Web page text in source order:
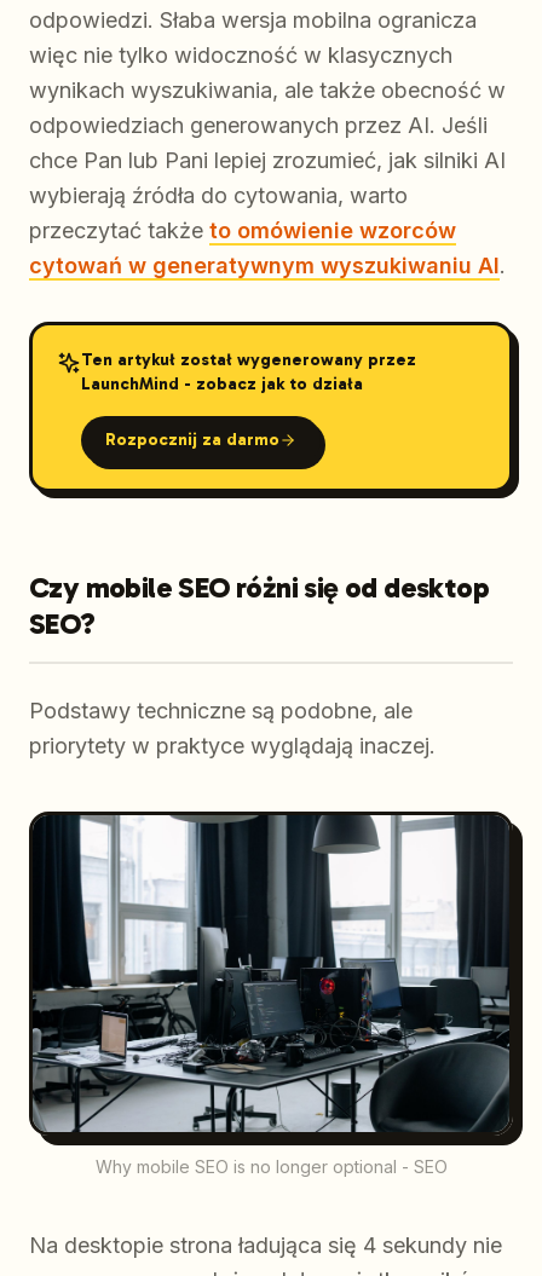
odpowiedzi. Słaba wersja mobilna ogranicza
więc nie tylko widoczność w klasycznych
wynikach wyszukiwania, ale także obecność w
odpowiedziach generowanych przez AI. Jeśli
chce Pan lub Pani lepiej zrozumieć, jak silniki AI
wybierają źródła do cytowania, warto
przeczytać także to omówienie wzorców
cytowań w generatywnym wyszukiwaniu AI.
Ten artykuł został wygenerowany przez
LaunchMind - zobacz jak to działa
Rozpocznij za darmo
Czy mobile SEO różni się od desktop
SEO?
Podstawy techniczne są podobne, ale
priorytety w praktyce wyglądają inaczej.
Why mobile SEO is no longer optional - SEO
Na desktopie strona ładująca się 4 sekundy nie